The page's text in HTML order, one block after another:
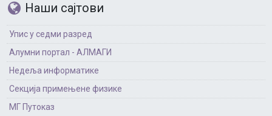
Наши сајтови
Упис у седми разред
Алумни портал - АЛМАГИ
Недеља информатике
Секција примењене физике
МГ Путоказ